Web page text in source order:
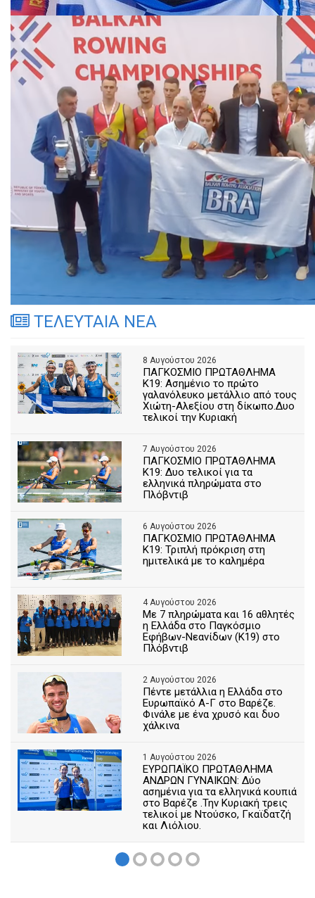
ΤΕΛΕΥΤΑΙΑ ΝΕΑ
8 Αυγούστου 2026
ΠΑΓΚΟΣΜΙΟ ΠΡΩΤΑΘΛΗΜΑ
Κ19: Ασημένιο το πρώτο
γαλανόλευκο μετάλλιο από τους
Χιώτη-Αλεξίου στη δίκωπο.Δυο
τελικοί την Κυριακή
7 Αυγούστου 2026
ΠΑΓΚΟΣΜΙΟ ΠΡΩΤΑΘΛΗΜΑ
Κ19: Δυο τελικοί για τα
ελληνικά πληρώματα στο
Πλόβντιβ
6 Αυγούστου 2026
ΠΑΓΚΟΣΜΙΟ ΠΡΩΤΑΘΛΗΜΑ
Κ19: Τριπλή πρόκριση στη
ημιτελικά με το καλημέρα
4 Αυγούστου 2026
Με 7 πληρώματα και 16 αθλητές
η Ελλάδα στο Παγκόσμιο
Εφήβων-Νεανίδων (Κ19) στο
Πλόβντιβ
2 Αυγούστου 2026
Πέντε μετάλλια η Ελλάδα στο
Ευρωπαϊκό Α-Γ στο Βαρέζε.
Φινάλε με ένα χρυσό και δυο
χάλκινα
1 Αυγούστου 2026
ΕΥΡΩΠΑΪΚΟ ΠΡΩΤΑΘΛΗΜΑ
ΑΝΔΡΩΝ ΓΥΝΑΙΚΩΝ: Δύο
ασημένια για τα ελληνικά κουπιά
στο Βαρέζε .Την Κυριακή τρεις
τελικοί με Ντούσκο, Γκαϊδατζή
και Λιόλιου.